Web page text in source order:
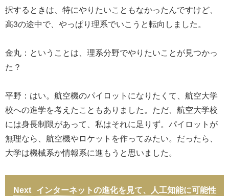
択するときは、特にやりたいこともなかったんですけど、
高3の途中で、やっぱり理系でいこうと転向しました。
金丸：ということは、理系分野でやりたいことが見つかっ
た？
平野：はい。航空機のパイロットになりたくて、航空大学
校への進学を考えたこともありました。ただ、航空大学校
には身長制限があって、私はそれに足りず。パイロットが
無理なら、航空機やロケットを作ってみたい。だったら、
大学は機械系か情報系に進もうと思いました。
インターネットの進化を見て、人工知能に可能性